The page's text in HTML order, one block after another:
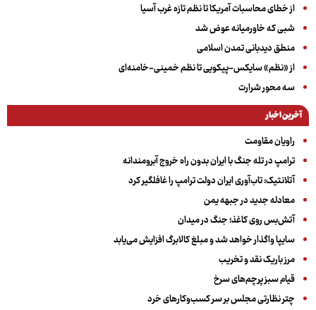
از خطای محاسبات آمریکا تا نظم تازه غرب آسیا
شبی که خاورمیانه عوض شد
منطق دیدبانی تمدن اسلامی
از «نظم» سایکس-پیکویی تا نظم خمینی-خامنه‌ای
سه‌ محور شرارت
آخرین اخبار
راویان مقاومت
ترامپ در تله جنگ با ایران بدون راه خروج آبرومندانه
آتلانتیک: تاب‌آوری ایران دولت ترامپ را غافلگیر کرد
معادله جدید در جبهه یمن
آتش‌بس روی کاغذ؛ جنگ در میدان
سایپا واگذار خواهد شد و مبلغ کالابرگ افزایش می‌یابد
مرز باریک نقد و تخریب
قیام سبز پرچم‌های سرخ
چتر نظارتی مجلس بر سر کسب‌وکارهای خرد